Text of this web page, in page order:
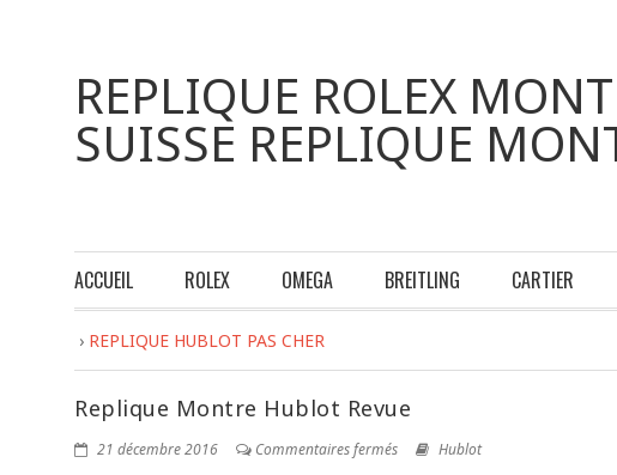
REPLIQUE ROLEX
SUISSE REPLIQUE
ACCUEIL ROLEX OMEGA BREITLING CARTIER
› REPLIQUE HUBLOT PAS CHER
Replique Montre Hublot Revue
21 décembre 2016 Commentaires fermés Hublot